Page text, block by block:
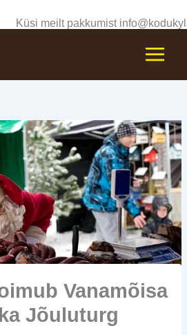
Küsi meilt pakkumist
Vanamõisa
Jõuluturg